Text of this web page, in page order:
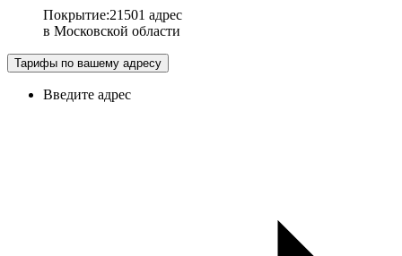
Покрытие:21501 адрес
в Московской области
Тарифы по вашему адресу
Введите адрес